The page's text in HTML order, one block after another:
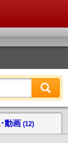
動画 (12)